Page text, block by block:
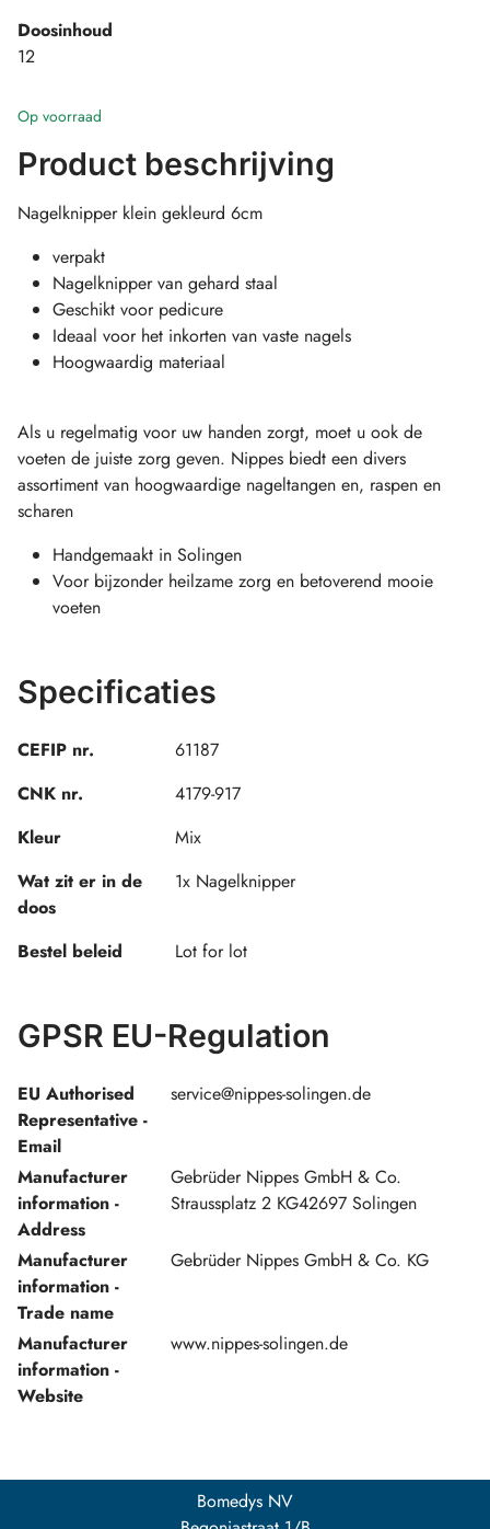
Doosinhoud
12
Op voorraad
Product beschrijving
Nagelknipper klein gekleurd 6cm
verpakt
Nagelknipper van gehard staal
Geschikt voor pedicure
Ideaal voor het inkorten van vaste nagels
Hoogwaardig materiaal
Als u regelmatig voor uw handen zorgt, moet u ook de
voeten de juiste zorg geven. Nippes biedt een divers
assortiment van hoogwaardige nageltangen en, raspen en
scharen
Handgemaakt in Solingen
Voor bijzonder heilzame zorg en betoverend mooie
voeten
Specificaties
CEFIP nr.
61187
CNK nr.
4179-917
Kleur
Mix
Wat zit er in de
doos
1x Nagelknipper
Bestel beleid Lot for lot
GPSR EU-Regulation
EU Authorised
Representative -
Email
service@nippes-solingen.de
Manufacturer
information -
Address
Gebrüder Nippes GmbH & Co.
Straussplatz 2 KG42697 Solingen
Manufacturer
information -
Trade name
Gebrüder Nippes GmbH & Co. KG
Manufacturer
information -
Website
www.nippes-solingen.de
Bomedys NV